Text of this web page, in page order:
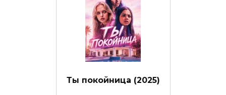
Ты покойница (2025)